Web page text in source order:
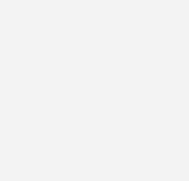
Sie regelmäßig von uns
und Neuigkeiten, gebündelt und
bin ich damit einverstanden, über
Angebote
KG